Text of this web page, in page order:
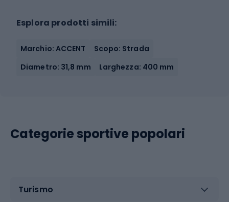
Esplora prodotti simili:
Marchio: ACCENT
Scopo: Strada
Diametro: 31,8 mm
Larghezza: 400 mm
Categorie sportive popolari
Turismo